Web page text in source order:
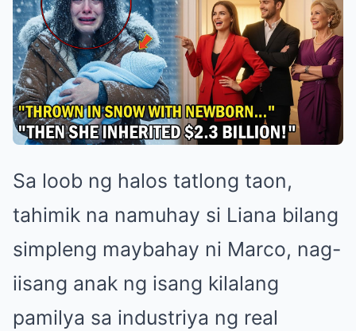
Sa loob ng halos tatlong taon,
tahimik na namuhay si Liana bilang
simpleng maybahay ni Marco, nag-
iisang anak ng isang kilalang
pamilya sa industriya ng real